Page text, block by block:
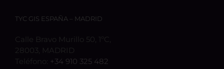
TYC GIS ESPAÑA – MADRID
Calle Bravo Murillo 50, 1ºC,
28003, MADRID
Teléfono: +34 910 325 482